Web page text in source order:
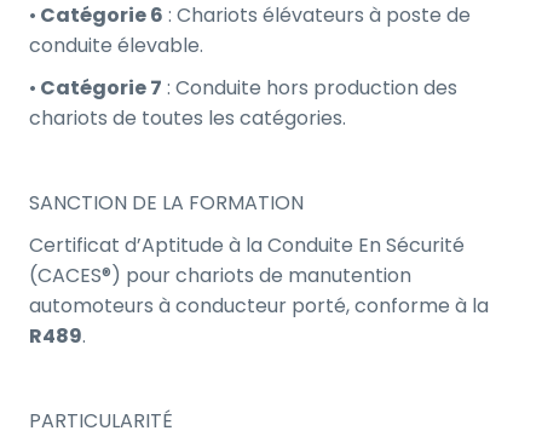
• Catégorie 6 : Chariots élévateurs à poste de
conduite élevable.
• Catégorie 7 : Conduite hors production des
chariots de toutes les catégories.
SANCTION DE LA FORMATION
Certificat d’Aptitude à la Conduite En Sécurité
(CACES®) pour chariots de manutention
automoteurs à conducteur porté, conforme à la
R489.
PARTICULARITÉ